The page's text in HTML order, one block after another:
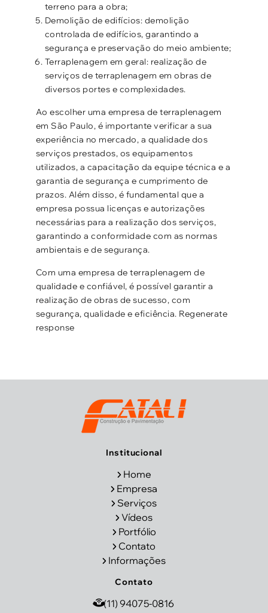
terreno para a obra;
Demolição de edifícios: demolição
controlada de edifícios, garantindo a
segurança e preservação do meio ambiente;
Terraplenagem em geral: realização de
serviços de terraplenagem em obras de
diversos portes e complexidades.
Ao escolher uma empresa de terraplenagem
em São Paulo, é importante verificar a sua
experiência no mercado, a qualidade dos
serviços prestados, os equipamentos
utilizados, a capacitação da equipe técnica e a
garantia de segurança e cumprimento de
prazos. Além disso, é fundamental que a
empresa possua licenças e autorizações
necessárias para a realização dos serviços,
garantindo a conformidade com as normas
ambientais e de segurança.
Com uma empresa de terraplenagem de
qualidade e confiável, é possível garantir a
realização de obras de sucesso, com
segurança, qualidade e eficiência. Regenerate
response
Institucional
Home
Empresa
Serviços
Vídeos
Portfólio
Contato
Informações
Contato
(11) 94075-0816